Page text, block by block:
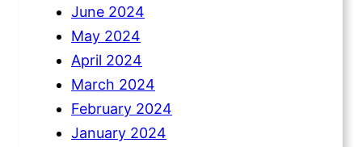
June 2024
May 2024
April 2024
March 2024
February 2024
January 2024